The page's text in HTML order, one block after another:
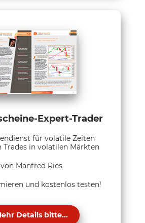
Expert-Trader
für volatile Zeiten
Trades in volatilen Märkten
von Manfred Ries
und kostenlos testen!
Details bitte...